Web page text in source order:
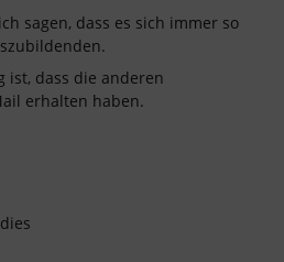
sagen, dass es sich immer so
ist, dass die anderen
erhalten haben.